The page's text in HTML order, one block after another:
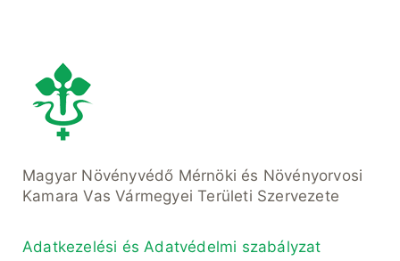
Magyar Növényvédő Mérnöki és Növényorvosi
Kamara Vas Vármegyei Területi Szervezete
Adatkezelési és Adatvédelmi szabályzat